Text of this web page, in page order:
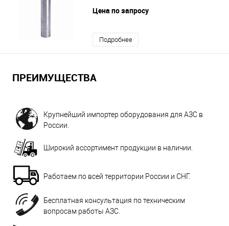
Цена по запросу
Подробнее
ПРЕИМУЩЕСТВА
Крупнейший импортер оборудования для АЗС в
России.
Широкий ассортимент продукции в наличии.
Работаем по всей территории России и СНГ.
Бесплатная консультация по техническим
вопросам работы АЗС.